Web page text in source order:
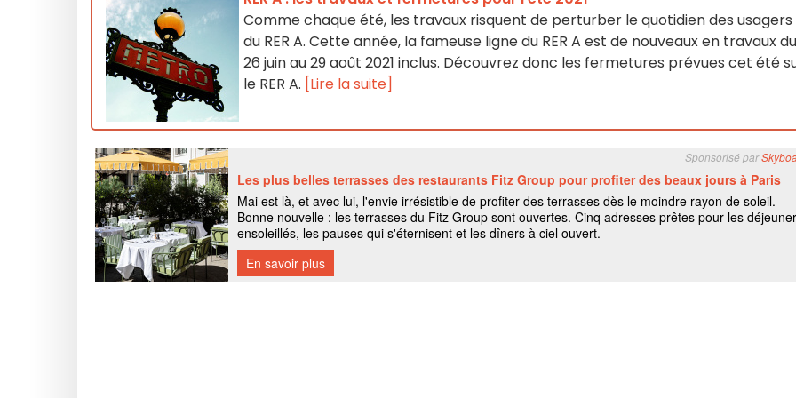
Comme chaque été, les travaux risquent de perturber le quotidien des usagers
du RER A. Cette année, la fameuse ligne du RER A est de nouveaux en travaux du
26 juin au 29 août 2021 inclus. Découvrez donc les fermetures prévues cet été
le RER A. [Lire la suite]